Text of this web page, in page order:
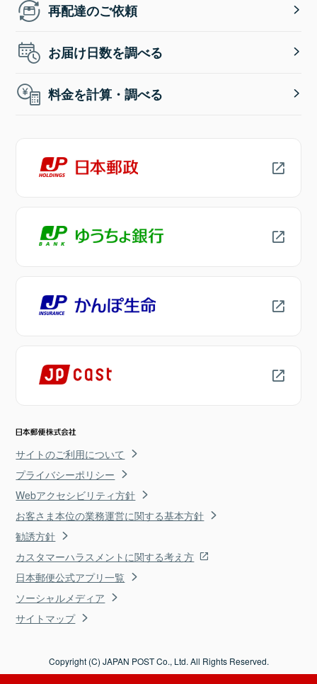
再配達のご依頼
お届け日数を調べる
料金を計算・調べる
サイトのご利用について
プライバシーポリシー
Webアクセシビリティ方針
お客さま本位の業務運営に関する基本方針
勧誘方針
カスタマーハラスメントに関する考え方
日本郵便公式アプリ一覧
ソーシャルメディア
サイトマップ
Copyright (C) JAPAN POST Co., Ltd. All Rights Reserved.